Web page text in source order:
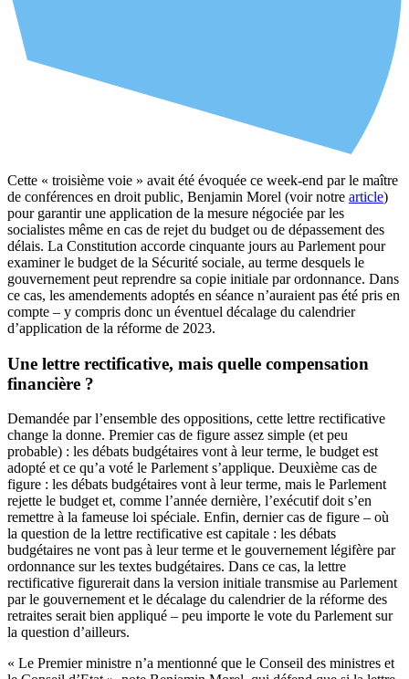
Cette « troisième voie » avait été évoquée ce week-end par le maître
de conférences en droit public, Benjamin Morel (voir notre article)
pour garantir une application de la mesure négociée par les
socialistes même en cas de rejet du budget ou de dépassement des
délais. La Constitution accorde cinquante jours au Parlement pour
examiner le budget de la Sécurité sociale, au terme desquels le
gouvernement peut reprendre sa copie initiale par ordonnance. Dans
ce cas, les amendements adoptés en séance n’auraient pas été pris en
compte – y compris donc un éventuel décalage du calendrier
d’application de la réforme de 2023.
Une lettre rectificative, mais quelle compensation
financière ?
Demandée par l’ensemble des oppositions, cette lettre rectificative
change la donne. Premier cas de figure assez simple (et peu
probable) : les débats budgétaires vont à leur terme, le budget est
adopté et ce qu’a voté le Parlement s’applique. Deuxième cas de
figure : les débats budgétaires vont à leur terme, mais le Parlement
rejette le budget et, comme l’année dernière, l’exécutif doit s’en
remettre à la fameuse loi spéciale. Enfin, dernier cas de figure – où
la question de la lettre rectificative est capitale : les débats
budgétaires ne vont pas à leur terme et le gouvernement légifère par
ordonnance sur les textes budgétaires. Dans ce cas, la lettre
rectificative figurerait dans la version initiale transmise au Parlement
par le gouvernement et le décalage du calendrier de la réforme des
retraites serait bien appliqué – peu importe le vote du Parlement sur
la question d’ailleurs.
« Le Premier ministre n’a mentionné que le Conseil des ministres et